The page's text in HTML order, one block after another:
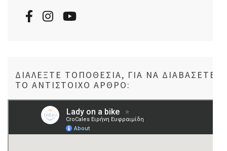
ΔΙΑΛΈΞΤΕ ΤΟΠΟΘΕΣΊΑ, ΓΙΑ ΝΑ ΔΙΑΒΆΣΕΤΕ
ΤΟ ΑΝΤΊΣΤΟΙΧΟ ΆΡΘΡΟ: